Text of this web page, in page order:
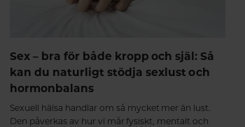
Sex – bra för både kropp och själ: Så
kan du naturligt stödja sexlust och
hormonbalans
Sexuell hälsa handlar om så mycket mer än lust.
Den påverkas av hur vi mår fysiskt, mentalt och